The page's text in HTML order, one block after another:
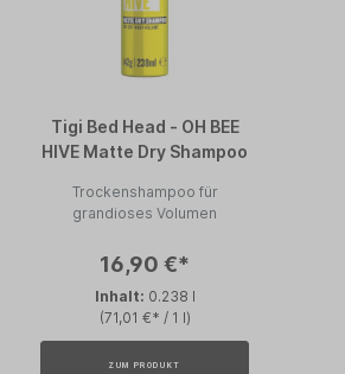
Tigi Bed Head - OH BEE
HIVE Matte Dry Shampoo
Trockenshampoo für
grandioses Volumen
16,90 €*
Inhalt: 0.238 l
(71,01 €* / 1 l)
ZUM PRODUKT